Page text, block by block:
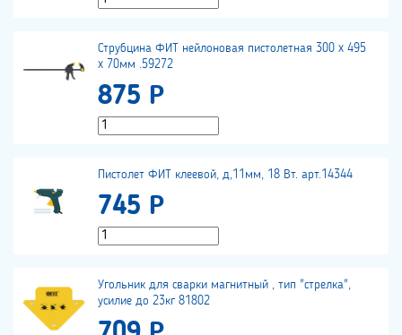
Струбцина ФИТ нейлоновая пистолетная 300 x 495
x 70мм .59272
875 Р
Пистолет ФИТ клеевой, д,11мм, 18 Вт. арт.14344
745 Р
Угольник для сварки магнитный , тип "стрелка",
усилие до 23кг 81802